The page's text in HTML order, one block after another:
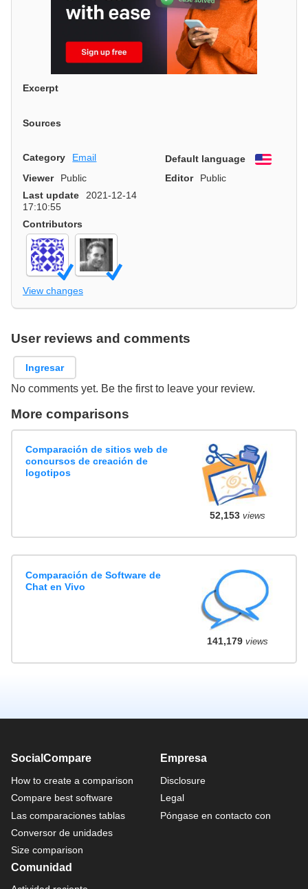
Excerpt
Sources
Category Email Default language
English
Viewer
Public Editor
Public
Last update
2021-12-14
17:10:55
Contributors
View changes
User reviews and comments
Ingresar
No comments yet. Be the first to leave your review.
More comparisons
Comparación de sitios web de
concursos de creación de
logotipos
52,153views
Comparación de Software de
Chat en Vivo
141,179views
SocialCompare
How to create a comparison
Compare best software
Las comparaciones tablas
Conversor de unidades
Size comparison
Empresa
Disclosure
Legal
Póngase en contacto con
Comunidad